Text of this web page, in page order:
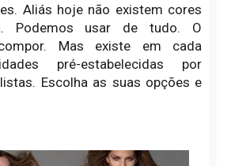
Aliás hoje não existem cores
Podemos usar de tudo. O
Mas existe em cada
pré-estabelecidas por
Escolha as suas opções e